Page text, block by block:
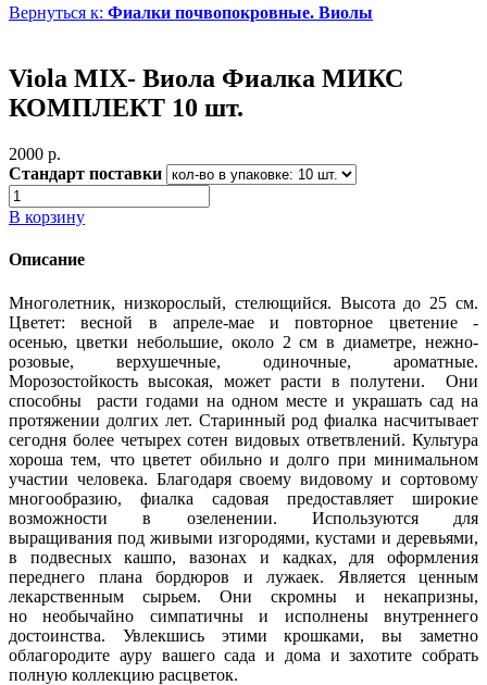
Вернуться к: Фиалки почвопокровные. Виолы
Viola MIX- Виола Фиалка МИКС
КОМПЛЕКТ 10 шт.
2000 p.
Стандарт поставки
В корзину
Описание
Многолетник, низкорослый, стелющийся. Высота до 25 см.
Цветет: весной в апреле-мае и повторное цветение -
осенью, цветки небольшие, около 2 см в диаметре, нежно-
розовые, верхушечные, одиночные, ароматные.
Морозостойкость высокая, может расти в полутени. Они
способны расти годами на одном месте и украшать сад на
протяжении долгих лет. Старинный род фиалка насчитывает
сегодня более четырех сотен видовых ответвлений. Культура
хороша тем, что цветет обильно и долго при минимальном
участии человека. Благодаря своему видовому и сортовому
многообразию, фиалка садовая предоставляет широкие
возможности в озеленении. Используются для
выращивания под живыми изгородями, кустами и деревьями,
в подвесных кашпо, вазонах и кадках, для оформления
переднего плана бордюров и лужаек. Является ценным
лекарственным сырьем. Они скромны и некапризны,
но необычайно симпатичны и исполнены внутреннего
достоинства. Увлекшись этими крошками, вы заметно
облагородите ауру вашего сада и дома и захотите собрать
полную коллекцию расцветок.